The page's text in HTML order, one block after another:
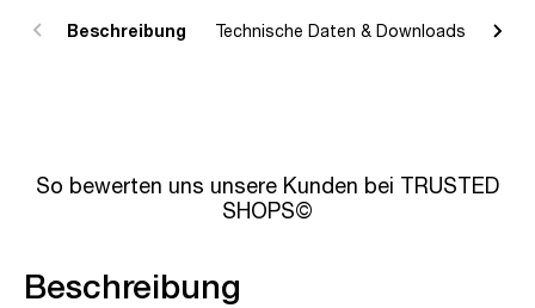
Beschreibung Technische Daten & Downloads
So bewerten uns unsere Kunden bei TRUSTED
SHOPS©
Beschreibung